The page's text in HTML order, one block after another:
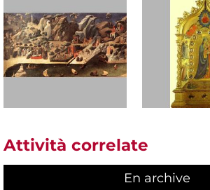
Attività correlate
En archive